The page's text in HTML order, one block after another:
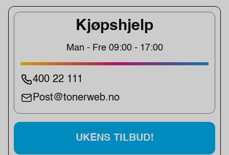
Kjøpshjelp
Man - Fre 09:00 - 17:00
400 22 111
Post@tonerweb.no
UKENS TILBUD!